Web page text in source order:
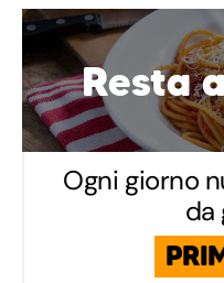
Resta
Ogni giorno
da